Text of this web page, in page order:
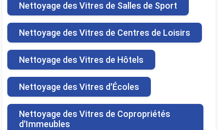
Nettoyage des Vitres de Salles de Sport
Nettoyage des Vitres de Centres de Loisirs
Nettoyage des Vitres de Hôtels
Nettoyage des Vitres d'Écoles
Nettoyage des Vitres de Copropriétés
d'Immeubles